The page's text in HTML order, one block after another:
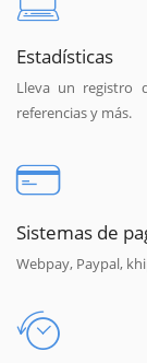
Estadísticas
Lleva un registro
referencias y más.
Sistemas de
Webpay, Paypal,